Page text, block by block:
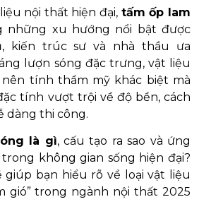
nội thất hiện đại, tấm ốp lam
những xu hướng nổi bật được
kiến trúc sư và nhà thầu ưa
lượn sóng đặc trưng, vật liệu
tính thẩm mỹ khác biệt mà
tính vượt trội về độ bền, cách
dàng thi công.
là gì, cấu tạo ra sao và ứng
không gian sống hiện đại?
giúp bạn hiểu rõ về loại vật liệu
gió” trong ngành nội thất 2025